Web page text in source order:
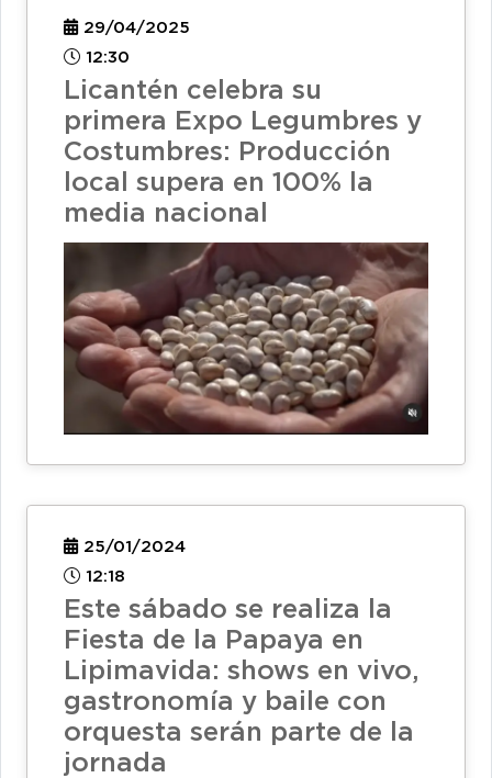
29/04/2025
12:30
Licantén celebra su
primera Expo Legumbres y
Costumbres: Producción
local supera en 100% la
media nacional
25/01/2024
12:18
Este sábado se realiza la
Fiesta de la Papaya en
Lipimavida: shows en vivo,
gastronomía y baile con
orquesta serán parte de la
jornada